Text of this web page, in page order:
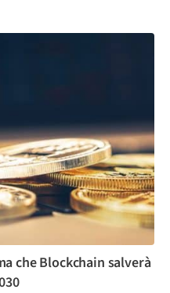
che Blockchain salverà